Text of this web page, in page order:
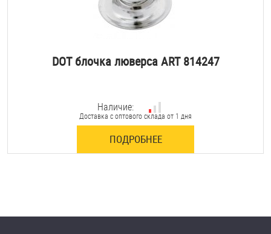
DOT блочка люверса ART 814247
Наличие:
Доставка с оптового склада от 1 дня
ПОДРОБНЕЕ